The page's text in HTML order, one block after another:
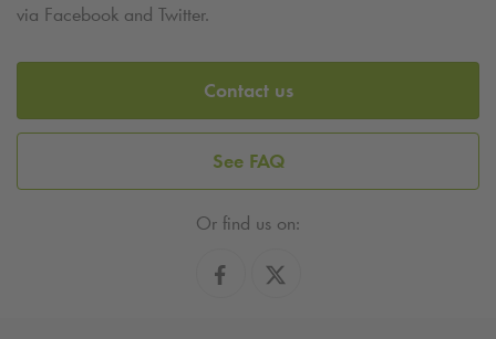
via Facebook and Twitter.
Contact us
See FAQ
Or find us on: